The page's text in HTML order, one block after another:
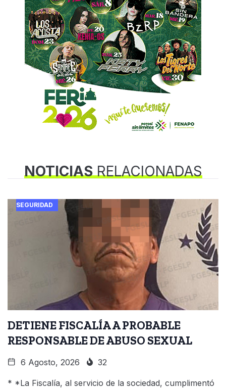
NOTICIASRELACIONADAS
SEGURIDAD
DETIENE FISCALÍA A PROBABLE
RESPONSABLE DE ABUSO SEXUAL
6 Agosto, 2026 32
* *La Fiscalía, al servicio de la sociedad, cumplimentó